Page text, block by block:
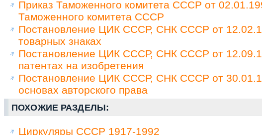
Приказ Таможенного комитета СССР от
Таможенного комитета СССР
Постановление ЦИК СССР, СНК СССР от
товарных знаках
Постановление ЦИК СССР, СНК СССР от
патентах на изобретения
Постановление ЦИК СССР, СНК СССР от
основах авторского права
ПОХОЖИЕ РАЗДЕЛЫ:
Циркуляры СССР 1917-1992